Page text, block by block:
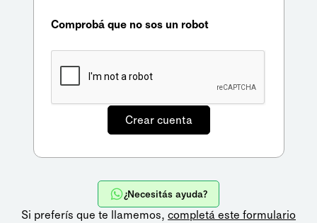
Comprobá que no sos un robot
¿Necesitás ayuda?
Si preferís que te llamemos, completá este formulario